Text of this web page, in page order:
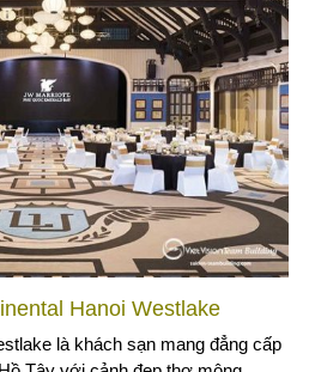
Hanoi Westlake
là khách sạn mang đẳng cấp